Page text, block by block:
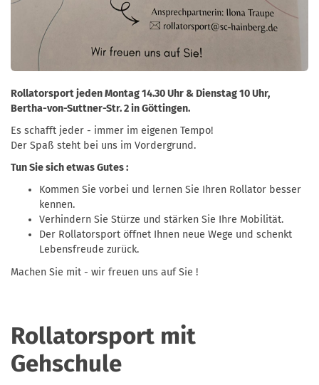
Rollatorsport jeden Montag 14.30 Uhr & Dienstag 10 Uhr,
Bertha-von-Suttner-Str. 2 in Göttingen.
Es schafft jeder - immer im eigenen Tempo!
Der Spaß steht bei uns im Vordergrund.
Tun Sie sich etwas Gutes :
Kommen Sie vorbei und lernen Sie Ihren Rollator besser
kennen.
Verhindern Sie Stürze und stärken Sie Ihre Mobilität.
Der Rollatorsport öffnet Ihnen neue Wege und schenkt
Lebensfreude zurück.
Machen Sie mit - wir freuen uns auf Sie !
Rollatorsport mit
Gehschule